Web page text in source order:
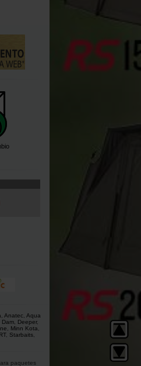
Anatec Aqua
Dam, Deeper,
Minn Kota
, Starbaits
paquetes